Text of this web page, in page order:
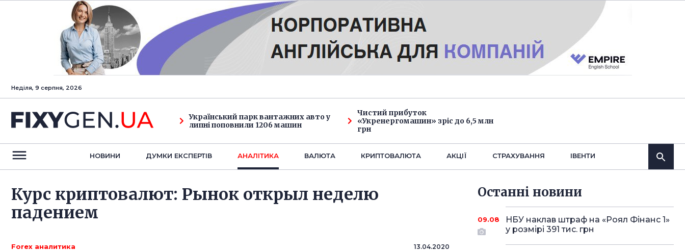
Неділя, 9 серпня, 2026
Український парк вантажних авто у
липні поповнили 1206 машин
Чистий прибуток
«Укренергомашин» зріс до 6,5 млн
грн
НОВИНИ ДУМКИ ЕКСПЕРТIВ АНАЛIТИКА ВАЛЮТА КРИПТОВАЛЮТА АКЦІЇ СТРАХУВАННЯ IВЕНТИ
Курс криптовалют: Рынок открыл неделю
падением
Forex аналитика 13.04.2020
Останнi новини
09.08
НБУ наклав штраф на «Роял Фінанс 1»
у розмірі 391 тис. грн